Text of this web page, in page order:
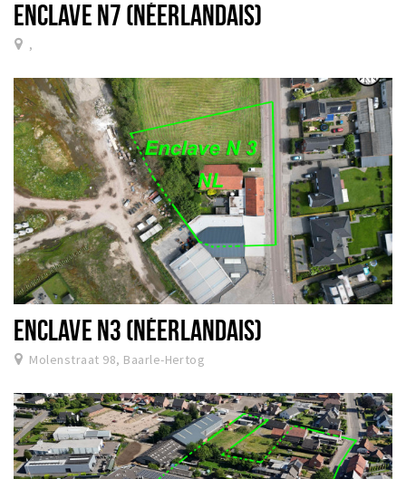
ENCLAVE N7 (NÉERLANDAIS)
,
ENCLAVE N3 (NÉERLANDAIS)
Molenstraat 98, Baarle-Hertog